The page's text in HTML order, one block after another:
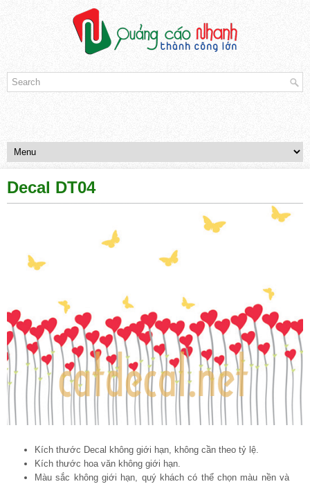
Decal DT04
Kích thước Decal không giới hạn, không cần theo tỷ lệ.
Kích thước hoa văn không giới hạn.
Màu sắc không giới hạn, quý khách có thể chọn màu nền và